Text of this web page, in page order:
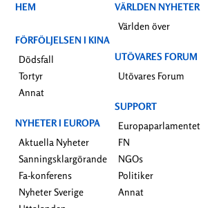
HEM
FÖRFÖLJELSEN I KINA
Dödsfall
Tortyr
Annat
NYHETER I EUROPA
Aktuella Nyheter
Sanningsklargörande
Fa-konferens
Nyheter Sverige
VÄRLDEN NYHETER
Världen över
UTÖVARES FORUM
Utövares Forum
SUPPORT
Europaparlamentet
FN
NGOs
Politiker
Annat